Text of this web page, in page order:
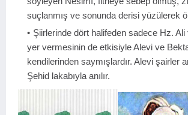
suçlanmış ve sonunda derisi yüzülerek
Şiirlerinde dört halifeden sadece Hz. Ali
yer vermesinin de etkisiyle Alevi ve
kendilerinden saymışlardır. Alevi şairler
Şehid lakabıyla anılır.